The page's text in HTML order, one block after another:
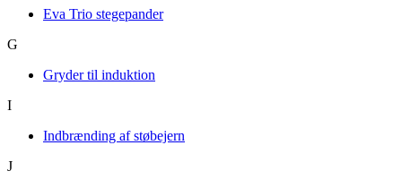
Eva Trio stegepander
G
Gryder til induktion
I
Indbrænding af støbejern
J